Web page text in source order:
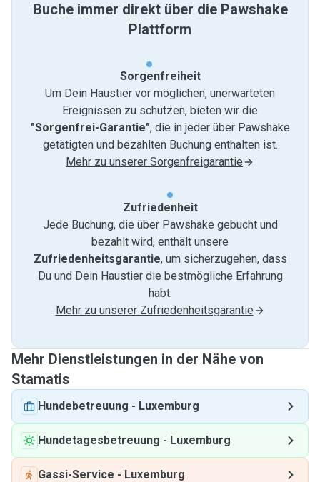
Buche immer direkt über die Pawshake
Plattform
Sorgenfreiheit
Um Dein Haustier vor möglichen, unerwarteten
Ereignissen zu schützen, bieten wir die
"Sorgenfrei-Garantie", die in jeder über Pawshake
getätigten und bezahlten Buchung enthalten ist.
Mehr zu unserer Sorgenfreigarantie
Zufriedenheit
Jede Buchung, die über Pawshake gebucht und
bezahlt wird, enthält unsere
Zufriedenheitsgarantie, um sicherzugehen, dass
Du und Dein Haustier die bestmögliche Erfahrung
habt.
Mehr zu unserer Zufriedenheitsgarantie
Mehr Dienstleistungen in der Nähe von
Stamatis
Hundebetreuung - Luxemburg
Hundetagesbetreuung - Luxemburg
Gassi-Service - Luxemburg